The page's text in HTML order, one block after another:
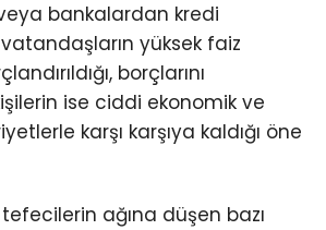
bankalardan kredi
yüksek faiz
borçlarını
ise ciddi ekonomik ve
karşı karşıya kaldığı öne
ağına düşen bazı